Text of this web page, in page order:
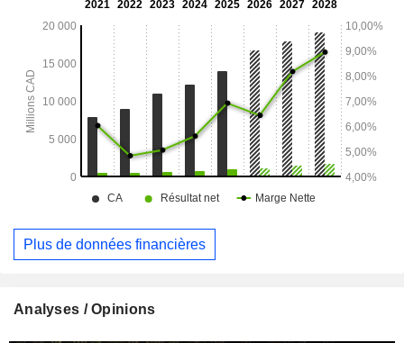
planification de ponts, les services de conformité
réglementaire en matière de produits chimiques et la
prévision de la demande.
Plus de données financières
Analyses / Opinions